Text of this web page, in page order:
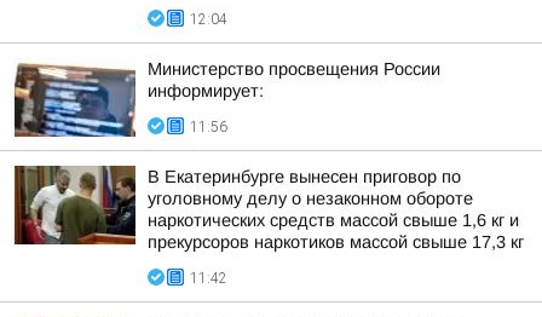
12:04
Министерство просвещения России
информирует:
11:56
В Екатеринбурге вынесен приговор по
уголовному делу о незаконном обороте
наркотических средств массой свыше 1,6 кг и
прекурсоров наркотиков массой свыше 17,3 кг
11:42